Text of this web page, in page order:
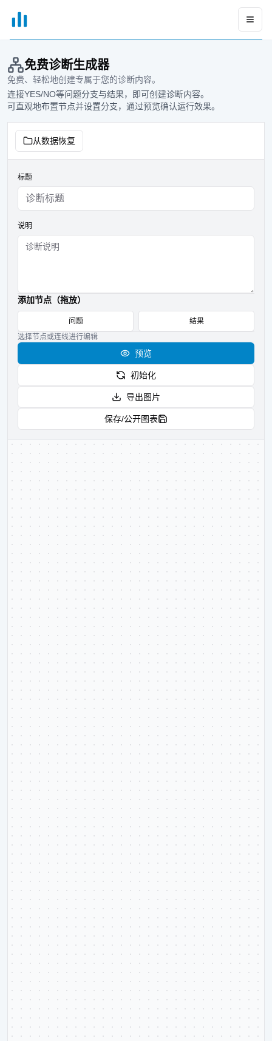
xGrapher
免费诊断生成器
免费、轻松地创建专属于您的诊断内容。
连接YES/NO等问题分支与结果，即可创建诊断内容。
可直观地布置节点并设置分支，通过预览确认运行效果。
从数据恢复
标题
说明
添加节点（拖放）
问题
结果
选择节点或连线进行编辑
预览
初始化
导出图片
保存/公开图表